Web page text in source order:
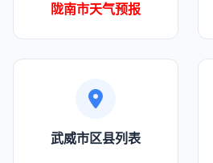
陇南市天气预报
武威市区县列表